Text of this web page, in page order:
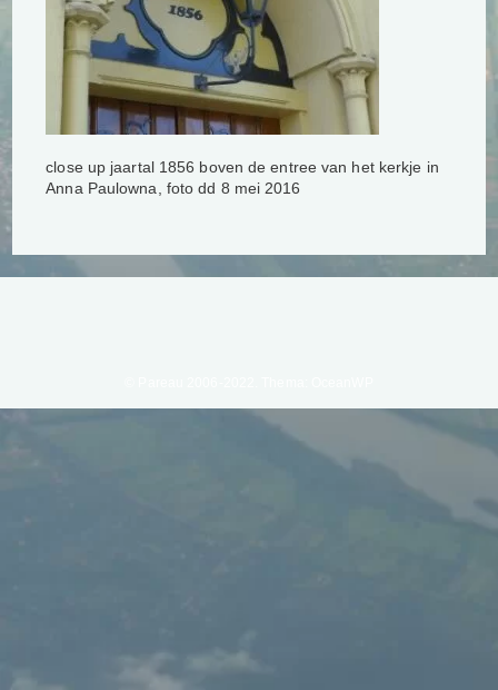
close up jaartal 1856 boven de entree van het kerkje in
Anna Paulowna, foto dd 8 mei 2016